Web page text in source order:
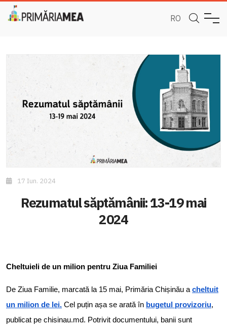
RO
17 Iun. 2024
Rezumatul săptămânii: 13-19 mai
2024
Cheltuieli de un milion pentru Ziua Familiei
De Ziua Familie, marcată la 15 mai, Primăria Chișinău a cheltuit
un milion de lei. Cel puțin așa se arată în bugetul provizoriu,
publicat pe chisinau.md. Potrivit documentului, banii sunt